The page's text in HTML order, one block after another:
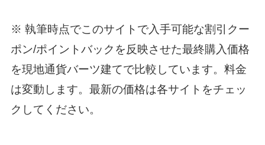
※ 執筆時点でこのサイトで入手可能な割引クー
ポン/ポイントバックを反映させた最終購入価格
を現地通貨バーツ建てで比較しています。料金
は変動します。最新の価格は各サイトをチェッ
クしてください。